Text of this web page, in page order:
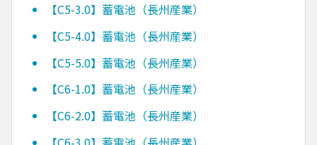
【C5-3.0】蓄電池（長州産業）
【C5-4.0】蓄電池（長州産業）
【C5-5.0】蓄電池（長州産業）
【C6-1.0】蓄電池（長州産業）
【C6-2.0】蓄電池（長州産業）